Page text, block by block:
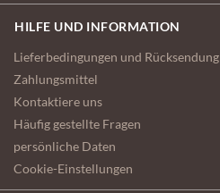
HILFE UND INFORMATION
Lieferbedingungen und Rücksendung
Zahlungsmittel
Kontaktiere uns
Häufig gestellte Fragen
persönliche Daten
Cookie-Einstellungen